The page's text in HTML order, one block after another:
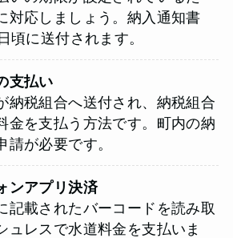
対応しましょう。納入通知書
頃に送付されます。
支払い
納税組合へ送付され、納税組合
金を支払う方法です。町内の納
請が必要です。
ンアプリ決済
記載されたバーコードを読み取
ュレスで水道料金を支払いま